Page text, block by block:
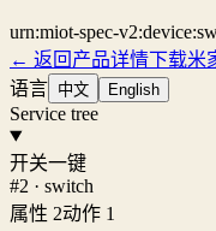
urn:miot-spec-
← 返回产品详情下载米
语言 中文 English
Service tree
开关一键
#2 · switch
属性 2动作 1